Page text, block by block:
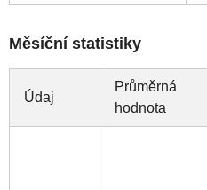
Měsíční statistiky
Údaj
Průměrná
hodnota